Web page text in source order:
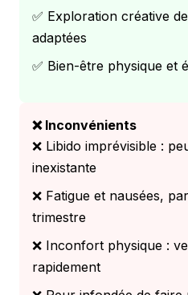
✅ Exploration créative
adaptées
✅ Bien-être physique et
❌ Inconvénients
❌ Libido imprévisible :
inexistante
❌ Fatigue et nausées,
trimestre
❌ Inconfort physique :
rapidement